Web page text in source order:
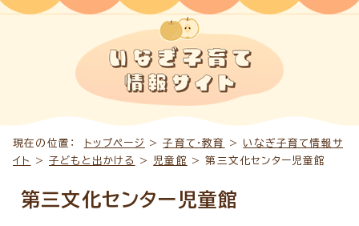
現在の位置： トップページ >子育て・教育 > いなぎ子育て情報サ
イト
>子どもと出かける > 児童館 > 第三文化センター児童館
第三文化センター児童館